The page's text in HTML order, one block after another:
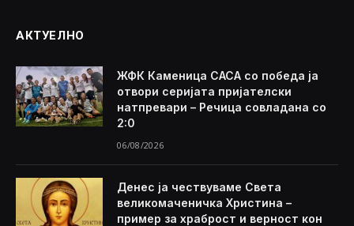
АКТУЕЛНО
ЖФК Каменица САСА со победа ја
отвори серијата пријателски
натпревари – Речица совладана со
2:0
06/08/2026
Денес ја чествуваме Света
великомаченичка Христина –
пример за храброст и верност кон